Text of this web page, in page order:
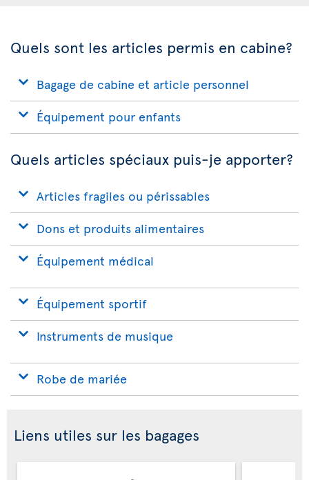
Quels sont les articles permis en cabine?
Bagage de cabine et article personnel
Équipement pour enfants
Quels articles spéciaux puis-je apporter?
Articles fragiles ou périssables
Dons et produits alimentaires
Équipement médical
Équipement sportif
Instruments de musique
Robe de mariée
Liens utiles sur les bagages